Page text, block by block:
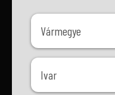
Vármegye
Vármegye
Ivar
Ivar